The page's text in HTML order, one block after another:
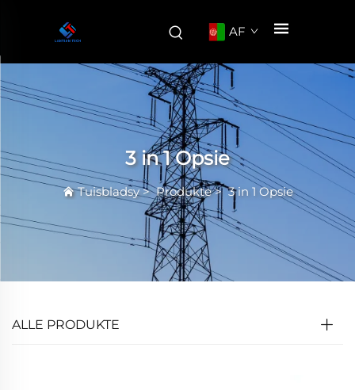
AF
3 in 1 Opsie
Tuisbladsy>Produkte>3 in 1 Opsie
ALLE PRODUKTE